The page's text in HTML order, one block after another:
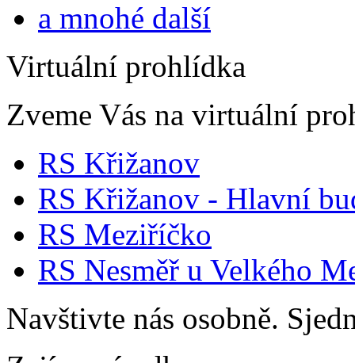
a mnohé další
Virtuální prohlídka
Zveme Vás na virtuální
RS Křižanov
RS Křižanov - Hlavní
RS Meziříčko
RS Nesměř u Velkého
Navštivte nás osobně.